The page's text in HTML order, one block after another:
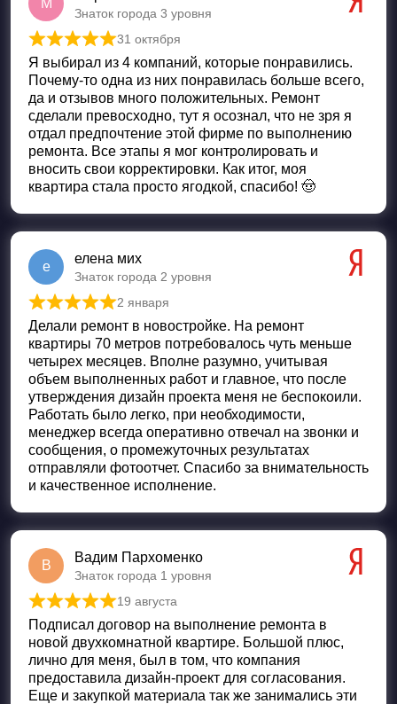
М
Знаток города 3 уровня
Оценка5 из 5
31 октября
Я выбирал из 4 компаний, которые понравились.
Почему-то одна из них понравилась больше всего,
да и отзывов много положительных. Ремонт
сделали превосходно, тут я осознал, что не зря я
отдал предпочтение этой фирме по выполнению
ремонта. Все этапы я мог контролировать и
вносить свои корректировки. Как итог, моя
квартира стала просто ягодкой, спасибо! 🤠
е
елена мих
Знаток города 2 уровня
Оценка 5из 5
2 января
Делали ремонт в новостройке. На ремонт
квартиры 70 метров потребовалось чуть меньше
четырех месяцев. Вполне разумно, учитывая
объем выполненных работ и главное, что после
утверждения дизайн проекта меня не беспокоили.
Работать было легко, при необходимости,
менеджер всегда оперативно отвечал на звонки и
сообщения, о промежуточных результатах
отправляли фотоотчет. Спасибо за внимательность
и качественное исполнение.
В
Вадим Пархоменко
Знаток города 1 уровня
Оценка5 из 5
19 августа
Подписал договор на выполнение ремонта в
новой двухкомнатной квартире. Большой плюс,
лично для меня, был в том, что компания
предоставила дизайн-проект для согласования.
Еще и закупкой материала так же занимались эти